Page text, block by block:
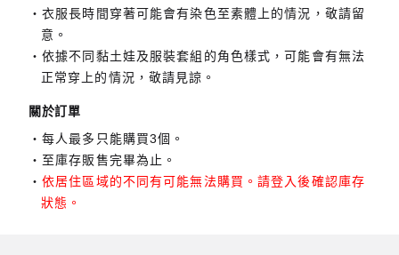
衣服長時間穿著可能會有染色至素體上的情況，敬請留
意。
依據不同黏土娃及服裝套組的角色樣式，可能會有無法
正常穿上的情況，敬請見諒。
關於訂單
每人最多只能購買3個。
至庫存販售完畢為止。
依居住區域的不同有可能無法購買。請登入後確認庫存
狀態。